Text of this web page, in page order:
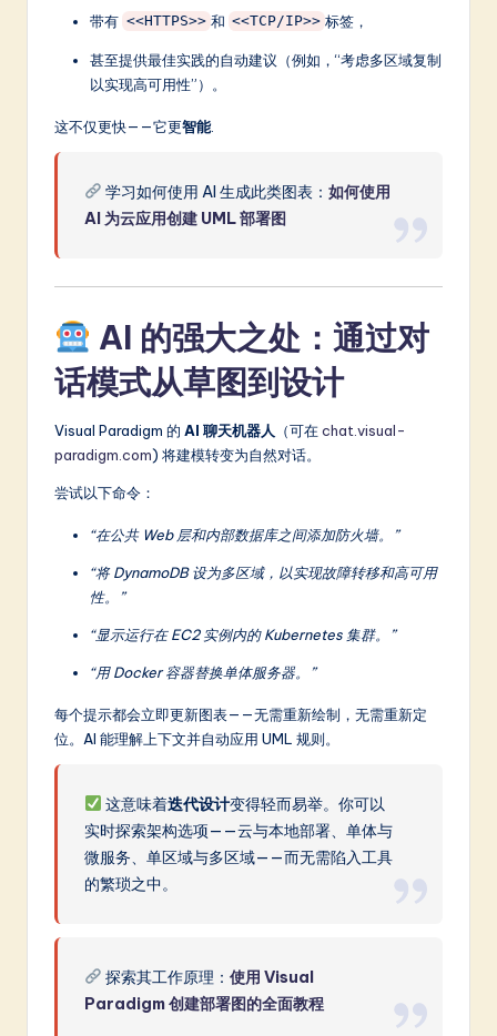
带有 <<HTTPS>> 和 <<TCP/IP>> 标签，
甚至提供最佳实践的自动建议（例如，“考虑多区域复制
以实现高可用性”）。
这不仅更快——它更智能
学习如何使用 AI 生成此类图表：如何使用
AI 为云应用创建 UML 部署图
AI 的强大之处：通过对
话模式从草图到设计
Visual Paradigm 的 AI 聊天机器人 （可在chat.visual-
paradigm.com) 将建模转变为自然对话。
尝试以下命令：
“在公共 Web 层和内部数据库之间添加防火墙。”
“将 DynamoDB 设为多区域，以实现故障转移和高可用
性。”
“显示运行在 EC2 实例内的 Kubernetes 集群。”
“用 Docker 容器替换单体服务器。”
每个提示都会立即更新图表——无需重新绘制，无需重新定
位。AI 能理解上下文并自动应用 UML 规则。
这意味着迭代设计变得轻而易举。你可以
实时探索架构选项——云与本地部署、单体与
微服务、单区域与多区域——而无需陷入工具
的繁琐之中。
探索其工作原理：使用 Visual
Paradigm 创建部署图的全面教程